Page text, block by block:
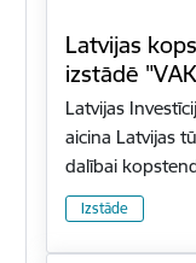
Latvijas
izstādē
Latvijas
aicina Latvijas
dalībai
Izstāde